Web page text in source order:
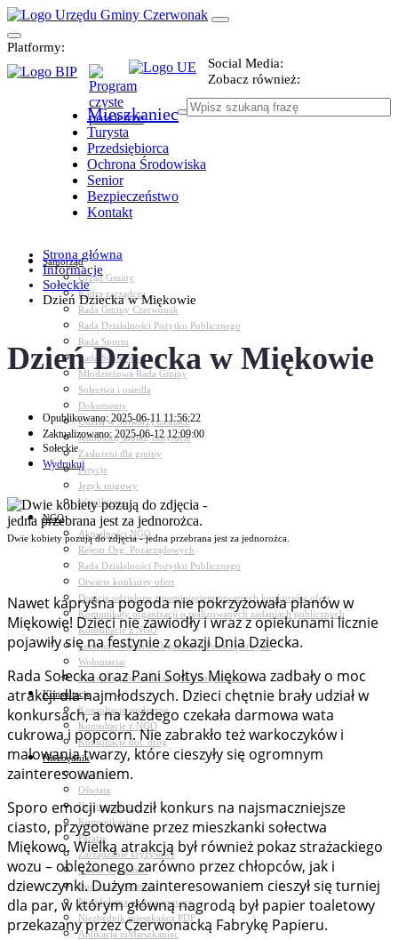
Platformy:
Social Media:
Zobacz również:
Mieszkaniec
Turysta
Przedsiębiorca
Ochrona Środowiska
Senior
Bezpieczeństwo
Kontakt
Samorząd
Urząd Gminy
Kadra zarządcza
Rada Gminy Czerwonak
Rada Działalności Pożytku Publicznego
Rada Sportu
Rada Seniorów
Młodzieżowa Rada Gminy
Sołectwa i osiedla
Dokumenty
Udział w Stowarzyszeniach
Jednostki, spółki, instytucje
Zasłużeni dla gminy
Petycje
Język migowy
Współpraca
NGO
Aktualności NGO
Rejestr Org. Pozarządowych
Rada Działalności Pożytku Publicznego
Otwarte konkursy ofert
Dotacje udzielone z pominięciem otwartych konkursów ofert
Komunikaty organizacji o realizowanych zadaniach publicznych
Konsultacje z NGO
Centrum Wsparcia Organizacji Pozarządowych
Wolontariat
Procedury, formularze, pliki do pobrania
Konsultacje
Konsultacje społeczne
Konsultacje z NGO
Konsultacje dot. dróg
Niezbędnik
Zdrowie
Oświata
Bezpieczeństwo
Komunikacja
Parafie
Zarządzanie kryzysowe
C.ześć w gminie!
Budżet obywatelski
Nieodpłatna pomoc prawna
Niezbędnik mieszkańca PDF
Aplikacja mMieszkaniec
Strona główna
Informacje
Sołeckie
Dzień Dziecka w Miękowie
Dzień Dziecka w Miękowie
Opublikowano: 2025-06-11 11:56:22
Zaktualizowano: 2025-06-12 12:09:00
Sołeckie
Wydrukuj
Dwie kobiety pozują do zdjęcia - jedna przebrana jest za jednorożca.
Nawet kapryśna pogoda nie pokrzyżowała planów w
Miękowie! Dzieci nie zawiodły i wraz z opiekunami licznie
pojawiły się na festynie z okazji Dnia Dziecka.
Rada Sołecka oraz Pani Sołtys Miękowa zadbały o moc
atrakcji dla najmłodszych. Dzieci chętnie brały udział w
konkursach, a na każdego czekała darmowa wata
cukrowa i popcorn. Nie zabrakło też warkoczyków i
malowania twarzy, które cieszyły się ogromnym
zainteresowaniem.
Sporo emocji wzbudził konkurs na najsmaczniejsze
ciasto, przygotowane przez mieszkanki sołectwa
Miękowo. Wielką atrakcją był również pokaz strażackiego
wozu – oblężonego zarówno przez chłopców, jak i
dziewczynki. Dużym zainteresowaniem cieszył się turniej
dla par, w którym główną nagrodą był papier toaletowy
przekazany przez Czerwonacką Fabrykę Papieru.